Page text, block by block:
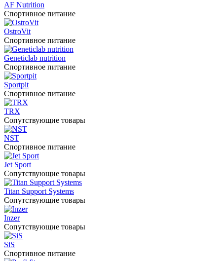
AF Nutrition
Спортивное питание
OstroVit
Спортивное питание
Geneticlab nutrition
Спортивное питание
Sportpit
Спортивное питание
TRX
Сопутствующие товары
NST
Спортивное питание
Jet Sport
Сопутствующие товары
Titan Support Systems
Сопутствующие товары
Inzer
Сопутствующие товары
SiS
Спортивное питание